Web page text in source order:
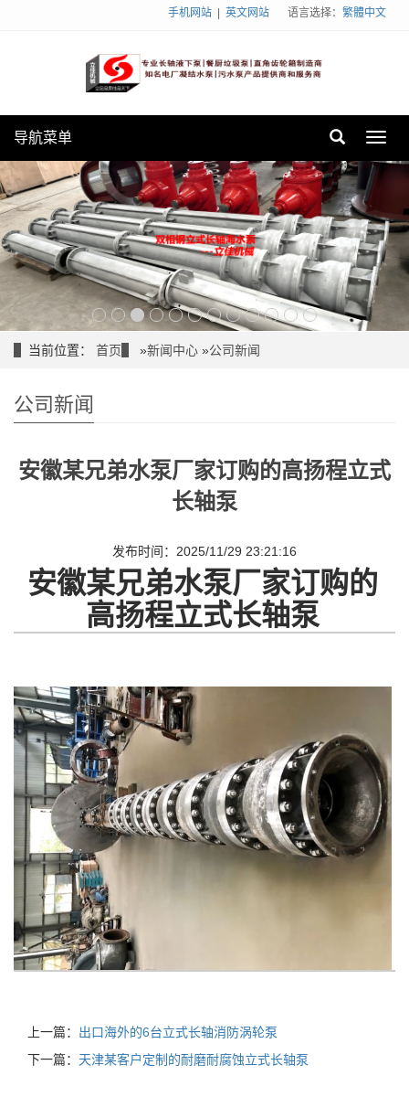
语言选择： 繁體中文
手机网站 英文网站
导航菜单
当前位置： 首页 »新闻中心 »公司新闻
公司新闻
安徽某兄弟水泵厂家订购的高扬程立式
长轴泵
发布时间：2025/11/29 23:21:16
安徽某兄弟水泵厂家订购的
高扬程立式长轴泵
上一篇： 出口海外的6台立式长轴消防涡轮泵
下一篇： 天津某客户定制的耐磨耐腐蚀立式长轴泵